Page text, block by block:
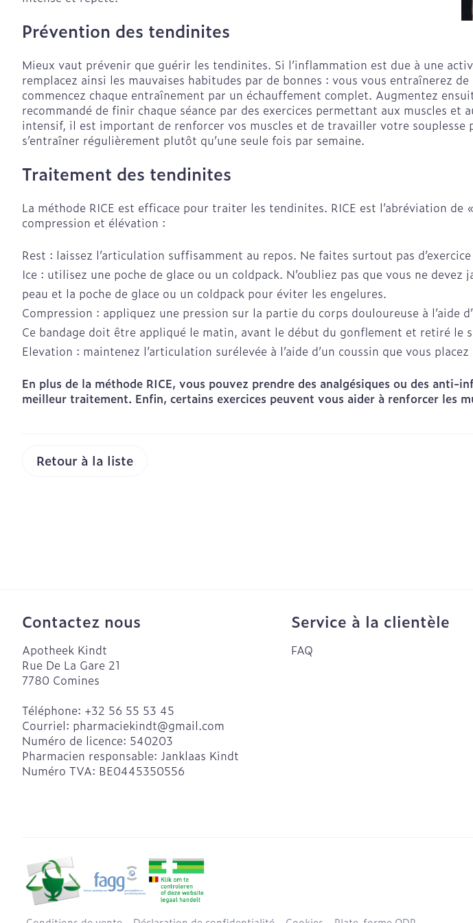
crevasses
Ampoules
Cors
Pieds fatigués
Mycose des
Rongement
Renforcement
Sexualité et hygiène
Préservatifs et
contraception
Bien-être intime
Soin intime
Soins menstruels
Démaquillage
Lait, gel,
de nettoyage
Eau micellaire
Yeux
Sondes, baxters et
cathéters
Baxters
Bandages et
Bras
Cheville et
Afficher plus
Masques chirurgique
Système respiratoire Système
Muscles et articulations Système
Diagnostiques
Cheveux
Prévention des tendinites
Mieux vaut prévenir que guérir les tendinites. Si l’inflammation est due à une
remplacez ainsi les mauvaises habitudes par de bonnes : vous vous entraînerez
commencez chaque entraînement par un échauffement complet. Augmentez
recommandé de finir chaque séance par des exercices permettant aux muscles
intensif, il est important de renforcer vos muscles et de travailler votre souplesse
s’entraîner régulièrement plutôt qu’une seule fois par semaine.
Traitement des tendinites
La méthode RICE est efficace pour traiter les tendinites. RICE est l’abréviation
compression et élévation :
Rest : laissez l’articulation suffisamment au repos. Ne faites surtout pas
Ice : utilisez une poche de glace ou un coldpack. N’oubliez pas que vous ne
peau et la poche de glace ou un coldpack pour éviter les engelures.
Compression : appliquez une pression sur la partie du corps douloureuse à
Ce bandage doit être appliqué le matin, avant le début du gonflement et retiré le
Elevation : maintenez l’articulation surélevée à l’aide d’un coussin que vous
En plus de la méthode RICE, vous pouvez prendre des analgésiques ou des
meilleur traitement. Enfin, certains exercices peuvent vous aider à renforcer les
Retour à la liste
Contactez nous
Apotheek Kindt
Rue De La Gare 21
7780 Comines
Téléphone: +32 56 55 53 45
Courriel: pharmaciekindt@gmail.com
Numéro de licence: 540203
Pharmacien responsable: Janklaas Kindt
Numéro TVA: BE0445350556
Service à la clientèle
FAQ